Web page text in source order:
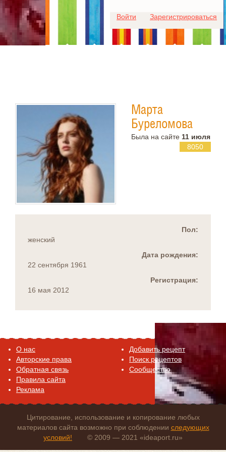
Войти Зарегистрироваться
Марта
Буреломова
Была на сайте 11 июля
8050
Пол:
женский
Дата рождения:
22 сентября 1961
Регистрация:
16 мая 2012
O нас
Авторские права
Обратная связь
Правила сайта
Реклама
Добавить рецепт
Поиск рецептов
Сообщество
Цитирование, использование и копирование любых
материалов сайта возможно при соблюдении следующих
условий!
© 2009 — 2021 «ideaport.ru»
Для любых предложений по